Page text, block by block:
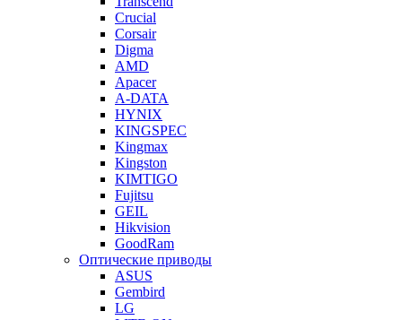
Crucial
Corsair
Digma
AMD
Apacer
A-DATA
HYNIX
KINGSPEC
Kingmax
Kingston
KIMTIGO
Fujitsu
GEIL
Hikvision
GoodRam
Оптические приводы
ASUS
Gembird
LG